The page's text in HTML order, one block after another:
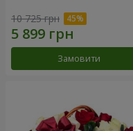
10 725 грн
Замовити